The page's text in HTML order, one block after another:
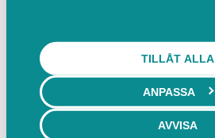
TILLÅT ALLA
ANPASSA
AVVISA